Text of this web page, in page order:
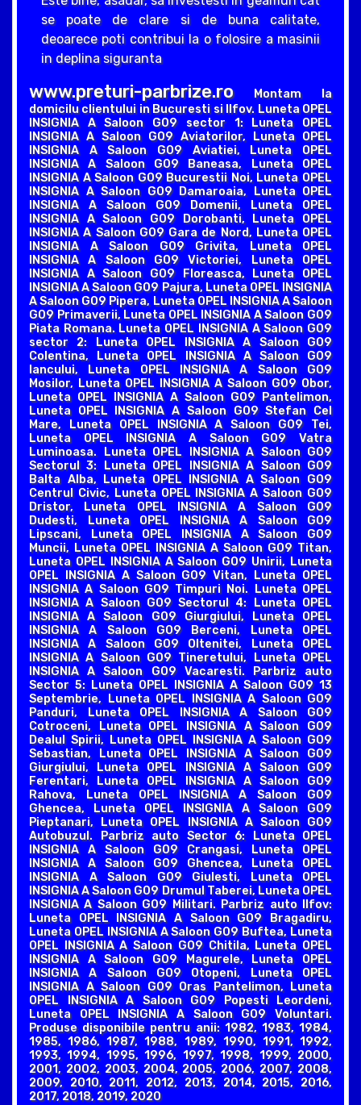
se poate de clare si de buna calitate,
deoarece poti contribui la o folosire a masinii
in deplina siguranta
www.preturi-parbrize.roMontam la
domicilu clientului in Bucuresti si Ilfov. Luneta OPEL
INSIGNIA A Saloon G09 sector 1: Luneta OPEL
INSIGNIA A Saloon G09 Aviatorilor, Luneta OPEL
INSIGNIA A Saloon G09 Aviatiei, Luneta OPEL
INSIGNIA A Saloon G09 Baneasa, Luneta OPEL
INSIGNIA A Saloon G09 Bucurestii Noi, Luneta OPEL
INSIGNIA A Saloon G09 Damaroaia, Luneta OPEL
INSIGNIA A Saloon G09 Domenii, Luneta OPEL
INSIGNIA A Saloon G09 Dorobanti, Luneta OPEL
INSIGNIA A Saloon G09 Gara de Nord, Luneta OPEL
INSIGNIA A Saloon G09 Grivita, Luneta OPEL
INSIGNIA A Saloon G09 Victoriei, Luneta OPEL
INSIGNIA A Saloon G09 Floreasca, Luneta OPEL
INSIGNIA A Saloon G09 Pajura, Luneta OPEL INSIGNIA
A Saloon G09 Pipera, Luneta OPEL INSIGNIA A Saloon
G09 Primaverii, Luneta OPEL INSIGNIA A Saloon G09
Piata Romana. Luneta OPEL INSIGNIA A Saloon G09
sector 2: Luneta OPEL INSIGNIA A Saloon G09
Colentina, Luneta OPEL INSIGNIA A Saloon G09
Iancului, Luneta OPEL INSIGNIA A Saloon G09
Mosilor, Luneta OPEL INSIGNIA A Saloon G09 Obor,
Luneta OPEL INSIGNIA A Saloon G09 Pantelimon,
Luneta OPEL INSIGNIA A Saloon G09 Stefan Cel
Mare, Luneta OPEL INSIGNIA A Saloon G09 Tei,
Luneta OPEL INSIGNIA A Saloon G09 Vatra
Luminoasa. Luneta OPEL INSIGNIA A Saloon G09
Sectorul 3: Luneta OPEL INSIGNIA A Saloon G09
Balta Alba, Luneta OPEL INSIGNIA A Saloon G09
Centrul Civic, Luneta OPEL INSIGNIA A Saloon G09
Dristor, Luneta OPEL INSIGNIA A Saloon G09
Dudesti, Luneta OPEL INSIGNIA A Saloon G09
Lipscani, Luneta OPEL INSIGNIA A Saloon G09
Muncii, Luneta OPEL INSIGNIA A Saloon G09 Titan,
Luneta OPEL INSIGNIA A Saloon G09 Unirii, Luneta
OPEL INSIGNIA A Saloon G09 Vitan, Luneta OPEL
INSIGNIA A Saloon G09 Timpuri Noi. Luneta OPEL
INSIGNIA A Saloon G09 Sectorul 4: Luneta OPEL
INSIGNIA A Saloon G09 Giurgiului, Luneta OPEL
INSIGNIA A Saloon G09 Berceni, Luneta OPEL
INSIGNIA A Saloon G09 Oltenitei, Luneta OPEL
INSIGNIA A Saloon G09 Tineretului, Luneta OPEL
INSIGNIA A Saloon G09 Vacaresti. Parbriz auto
Sector 5: Luneta OPEL INSIGNIA A Saloon G09 13
Septembrie, Luneta OPEL INSIGNIA A Saloon G09
Panduri, Luneta OPEL INSIGNIA A Saloon G09
Cotroceni, Luneta OPEL INSIGNIA A Saloon G09
Dealul Spirii, Luneta OPEL INSIGNIA A Saloon G09
Sebastian, Luneta OPEL INSIGNIA A Saloon G09
Giurgiului, Luneta OPEL INSIGNIA A Saloon G09
Ferentari, Luneta OPEL INSIGNIA A Saloon G09
Rahova, Luneta OPEL INSIGNIA A Saloon G09
Ghencea, Luneta OPEL INSIGNIA A Saloon G09
Pieptanari, Luneta OPEL INSIGNIA A Saloon G09
Autobuzul. Parbriz auto Sector 6: Luneta OPEL
INSIGNIA A Saloon G09 Crangasi, Luneta OPEL
INSIGNIA A Saloon G09 Ghencea, Luneta OPEL
INSIGNIA A Saloon G09 Giulesti, Luneta OPEL
INSIGNIA A Saloon G09 Drumul Taberei, Luneta OPEL
INSIGNIA A Saloon G09 Militari. Parbriz auto Ilfov:
Luneta OPEL INSIGNIA A Saloon G09 Bragadiru,
Luneta OPEL INSIGNIA A Saloon G09 Buftea, Luneta
OPEL INSIGNIA A Saloon G09 Chitila, Luneta OPEL
INSIGNIA A Saloon G09 Magurele, Luneta OPEL
INSIGNIA A Saloon G09 Otopeni, Luneta OPEL
INSIGNIA A Saloon G09 Oras Pantelimon, Luneta
OPEL INSIGNIA A Saloon G09 Popesti Leordeni,
Luneta OPEL INSIGNIA A Saloon G09 Voluntari.
Produse disponibile pentru anii: 1982, 1983, 1984,
1985, 1986, 1987, 1988, 1989, 1990, 1991, 1992,
1993, 1994, 1995, 1996, 1997, 1998, 1999, 2000,
2001, 2002, 2003, 2004, 2005, 2006, 2007, 2008,
2009, 2010, 2011, 2012, 2013, 2014, 2015, 2016,
2017, 2018, 2019, 2020